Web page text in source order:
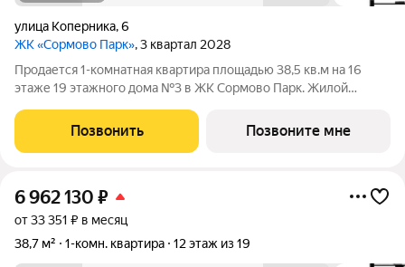
улица Коперника,6
ЖК «Сормово Парк», 3 квартал 2028
Продается 1-комнатная квартира площадью 38,5 кв.м на 16
этаже 19 этажного дома №3 в ЖК Сормово Парк. Жилой
центральной локации Сормовского района Нижнего
Новгорода. В окружении комплекса Сормовский
Позвонить Позвоните мне
6 962 130 ₽
от 33 351 ₽ в месяц
38,7 м²
1-комн. квартира 12 этаж из 19